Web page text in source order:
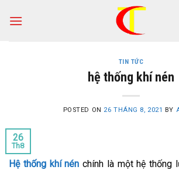
TIN TỨC
hệ thống khí nén
POSTED ON 26 THÁNG 8, 2021 BY
26
Th8
Hệ thống khí nén chính là một hệ thống